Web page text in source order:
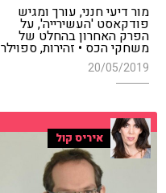
מור דיעי חנני, עורך ומגיש
פודקאסט 'העשירייה', על
הפרק האחרון בהחלט של
משחקי הכס • זהירות, ספוילר
20/05/2019
איריס קול